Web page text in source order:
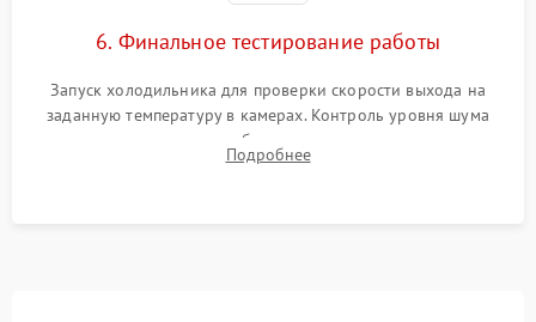
6. Финальное тестирование работы
Запуск холодильника для проверки скорости выхода на
заданную температуру в камерах. Контроль уровня шума
компрессора, отсутствия обмерзания стенок и корректного
срабатывания системы автоматической оттайки.
Подробнее